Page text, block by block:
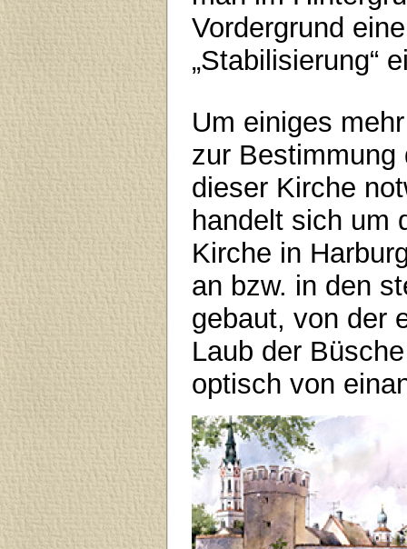
Vordergrund
„Stabilisierung“
Um einiges
zur
dieser Kirche
handelt sich um
Kirche in
an bzw. in den
gebaut, von der
Laub der
optisch von